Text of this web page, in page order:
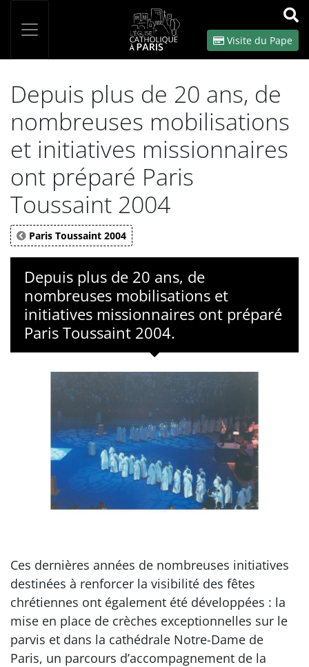
OK
Visite du Pape
Depuis plus de 20 ans, de
nombreuses mobilisations
et initiatives missionnaires
ont préparé Paris
Toussaint 2004
Paris Toussaint 2004
Depuis plus de 20 ans, de
nombreuses mobilisations et
initiatives missionnaires ont préparé
Paris Toussaint 2004.
Ces dernières années de nombreuses initiatives
destinées à renforcer la visibilité des fêtes
chrétiennes ont également été développées : la
mise en place de crèches exceptionnelles sur le
parvis et dans la cathédrale Notre-Dame de
Paris, un parcours d’accompagnement de la
Panneau de gestion des cookies